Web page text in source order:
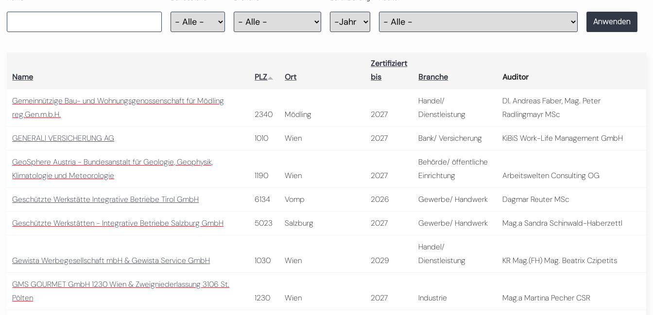
Zertifizierung
Jahr Anwenden
Name PLZ Ort
Zertifiziert
bis
Branche Auditor
Gemeinnützige Bau- und Wohnungsgenossenschaft für Mödling
reg.Gen.m.b.H.
2340 Mödling 2027
Handel/
Dienstleistung
DI. Andreas Faber, Mag. Peter
Radlingmayr MSc
GENERALI VERSICHERUNG AG 1010 Wien 2027 Bank/ Versicherung KiBiS Work-Life Management GmbH
GeoSphere Austria - Bundesanstalt für Geologie, Geophysik,
Klimatologie und Meteorologie
1190 Wien 2027
Behörde/ öffentliche
Einrichtung
Arbeitswelten Consulting OG
Geschützte Werkstätte Integrative Betriebe Tirol GmbH 6134 Vomp 2026 Gewerbe/ Handwerk Dagmar Reuter MSc
Geschützte Werkstätten - Integrative Betriebe Salzburg GmbH 5023 Salzburg 2027 Gewerbe/ Handwerk Mag.a Sandra Schinwald-Haberzettl
Gewista Werbegesellschaft mbH & Gewista Service GmbH 1030 Wien 2029
Handel/
Dienstleistung
KR Mag.(FH) Mag. Beatrix Czipetits
GMS GOURMET GmbH 1230 Wien & Zweigniederlassung 3106 St.
Pölten
1230 Wien 2027 Industrie Mag.a Martina Pecher CSR